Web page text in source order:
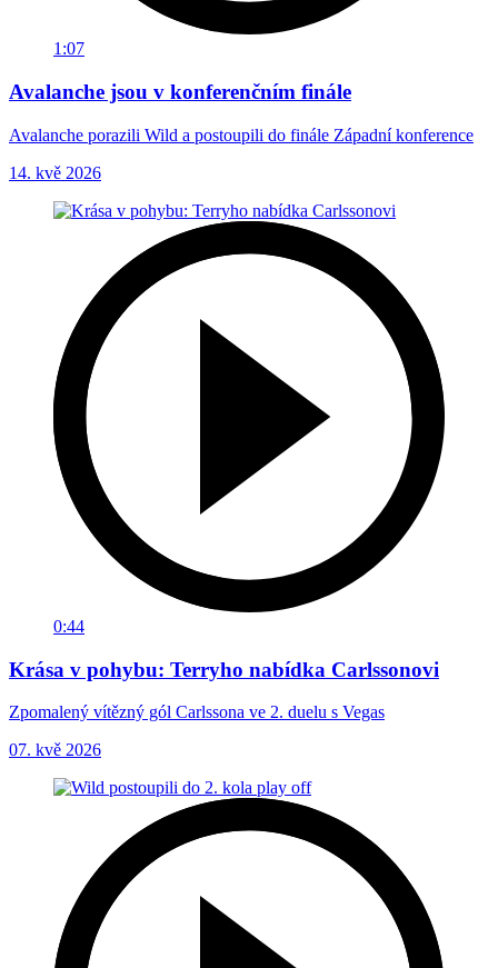
1:07
Avalanche jsou v konferenčním finále
Avalanche porazili Wild a postoupili do finále Západní konference
14. kvě 2026
0:44
Krása v pohybu: Terryho nabídka Carlssonovi
Zpomalený vítězný gól Carlssona ve 2. duelu s Vegas
07. kvě 2026